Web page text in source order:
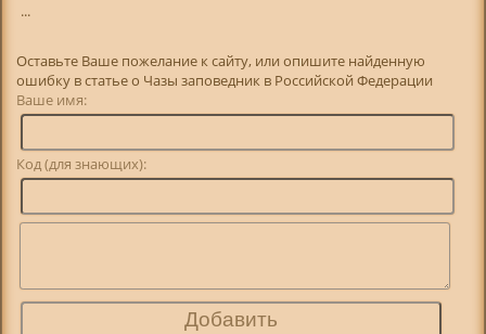
...
Оставьте Ваше пожелание к сайту, или опишите найденную
ошибку в статье о Чазы заповедник в Российской Федерации
Ваше имя:
Код (для знающих):